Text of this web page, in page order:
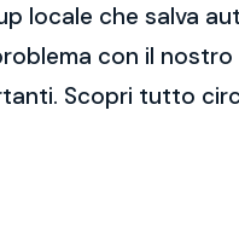
locale che salva
con il
Scopri tutto